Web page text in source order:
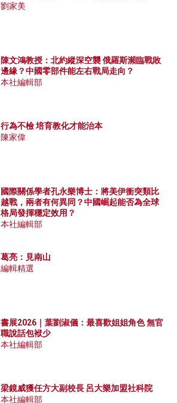
劉家美
陳文鴻教授：北約縱深空襲 俄羅斯瀕臨戰敗
邊緣？中國零部件能左右戰局走向？
本社編輯部
行為不檢 培育教化才能治本
陳家偉
國際關係學者孔永樂博士：將美伊衝突類比
越戰，兩者有何異同？中國崛起能否為全球
格局發揮穩定效用？
本社編輯部
葛亮：見南山
編輯精選
書展2026｜葉劉淑儀：最喜歡姐姐角色 無官
職說話包袱少
本社編輯部
梁鏡威獲任方大副校長 呂大樂加盟社科院
本社編輯部